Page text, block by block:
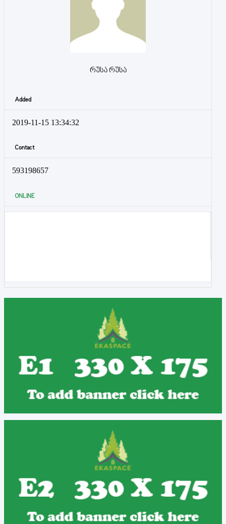
რუსა რუსა
Added
2019-11-15 13:34:32
Contact
593198657
ONLINE